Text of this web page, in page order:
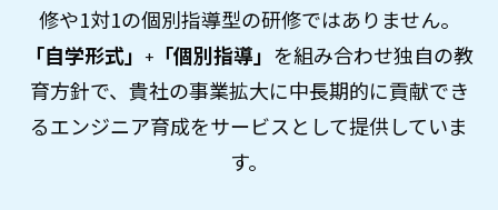
修や1対1の個別指導型の研修ではありません。
「自学形式」 + 「個別指導」 を組み合わせ独自の教
育方針で、貴社の事業拡大に中長期的に貢献でき
るエンジニア育成をサービスとして提供していま
す。